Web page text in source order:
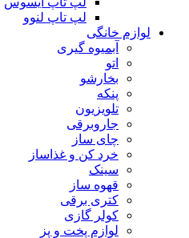
لپ تاپ لنوو
لوازم خانگی
آبمیوه گیری
اتو
بخارشو
پنکه
تلویزیون
جاروبرقی
چای ساز
خرد کن و غذاساز
سینک
قهوه ساز
کتری برقی
کولر گازی
لوازم پخت و پز